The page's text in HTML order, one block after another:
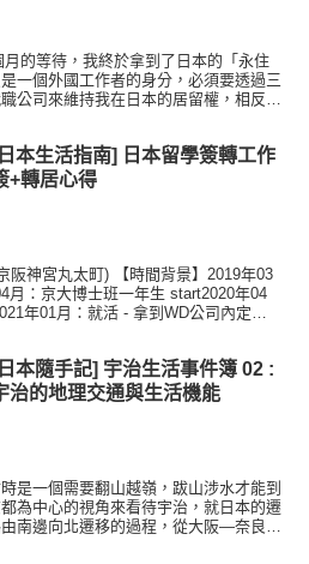
的等待，我終於拿到了日本的「永住
一個外國工作者的身分，必須要透過三
公司來維持我在日本的居留權，相反
本生活指南] 日本留學簽轉工作
+轉居心得
阪神宮丸太町) 【時間背景】2019年03
月：京大博士班一年生 start2020年04
年01月：就活 - 拿到WD公司內定
本隨手記] 宇治生活事件簿 02 :
治的地理交通與生活機能
是一個需要翻山越嶺，跋山涉水才能到
為中心的視角來看待宇治，就日本的遷
南邊向北遷移的過程，從大阪—奈良—